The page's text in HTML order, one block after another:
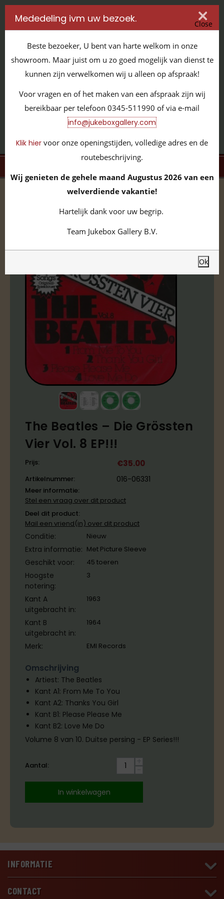
IT'S ALL ABOUT JUKEBOXES
GILDENSTRAAT 32 / 4143 HS LEERDAM / TEL:
0345 - 511990
INFO@JUKEBOXGALLERY.COM
volledige collectie / vinyl 45 toeren
The Beatles ‎– Die Grössten
Vier Vol. 8 EP!!!
Prijs: €35.00
Artikelnummer: 016-06331
Meer informatie:
Stel een vraag over dit product
Deel dit product:
Mail een vriend(in) over dit product
Conditie: Nieuw
Extra informatie: Met Picture Sleeve
Geschikt voor: 45 toeren
Hoogste
notering:
3
Kant A
uitgebracht in:
1963
Kant B
uitgebracht in:
1964
Merk: EMI Records
Omschrijving
Artiest: The Beatles
Kant A1: From Me To You
Kant A2: Thanks You Girl
Kant B1: Please Please Me
Kant B2: Love Me Do
Volume 8 van 10. Duitse persing - EP Series!!!
Aantal: +
−
In winkelwagen
INFORMATIE
CONTACT
Mededeling ivm uw bezoek. Close
Beste bezoeker, U bent van harte welkom in onze
showroom. Maar juist om u zo goed mogelijk van dienst te
kunnen zijn verwelkomen wij u alleen op afspraak!
Voor vragen en of het maken van een afspraak zijn wij
bereikbaar per telefoon 0345-511990 of via e-mail
info@jukeboxgallery.com
Klik hier voor onze openingstijden, volledige adres en de
routebeschrijving.
Wij genieten de gehele maand Augustus 2026 van een
welverdiende vakantie!
Hartelijk dank voor uw begrip.
Team Jukebox Gallery B.V.
Ok